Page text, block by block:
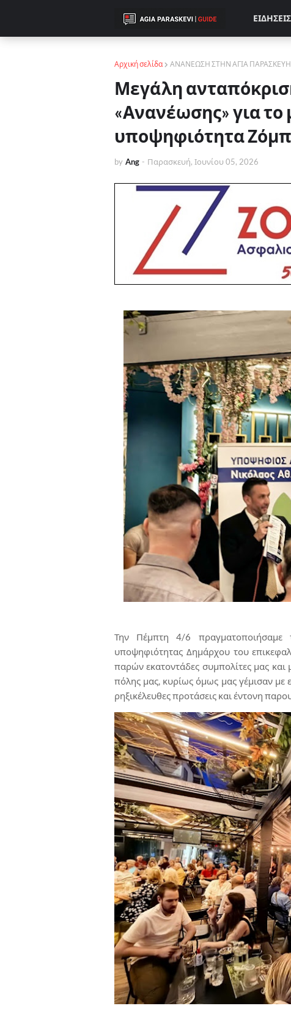
ΕΙΔΗΣΕΙΣ
Αρχική σελίδα ΑΝΑΝΕΩΣΗ ΣΤΗΝ ΑΓΙΑ ΠΑΡΑΣΚΕΥΗ
Μεγάλη
«Ανανέωσης» για το
υποψηφιότητα
by Ang - Παρασκευή, Ιουνίου 05, 2026
Την Πέμπτη 4/6
υποψηφιότητας Δημάρχου του
παρών εκατοντάδες συμπολίτες μας και
πόλης μας, κυρίως όμως μας γέμισαν
ρηξικέλευθες προτάσεις και έντονη